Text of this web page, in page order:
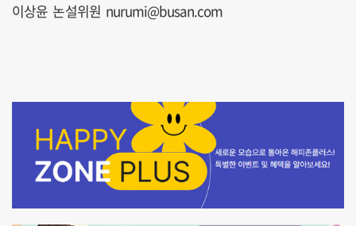
이상윤 논설위원 nurumi@busan.com